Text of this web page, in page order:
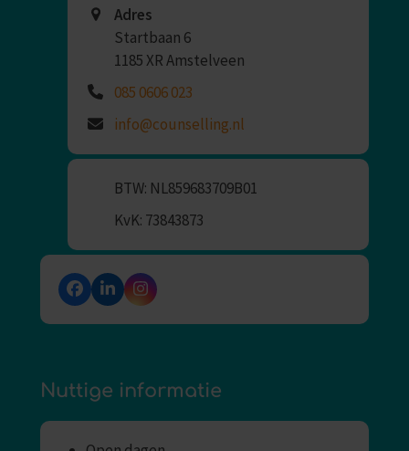
Adres
Startbaan 6
1185 XR Amstelveen
085 0606 023
info@counselling.nl
BTW: NL859683709B01
KvK: 73843873
Facebook
LinkedInInstagram
Nuttige informatie